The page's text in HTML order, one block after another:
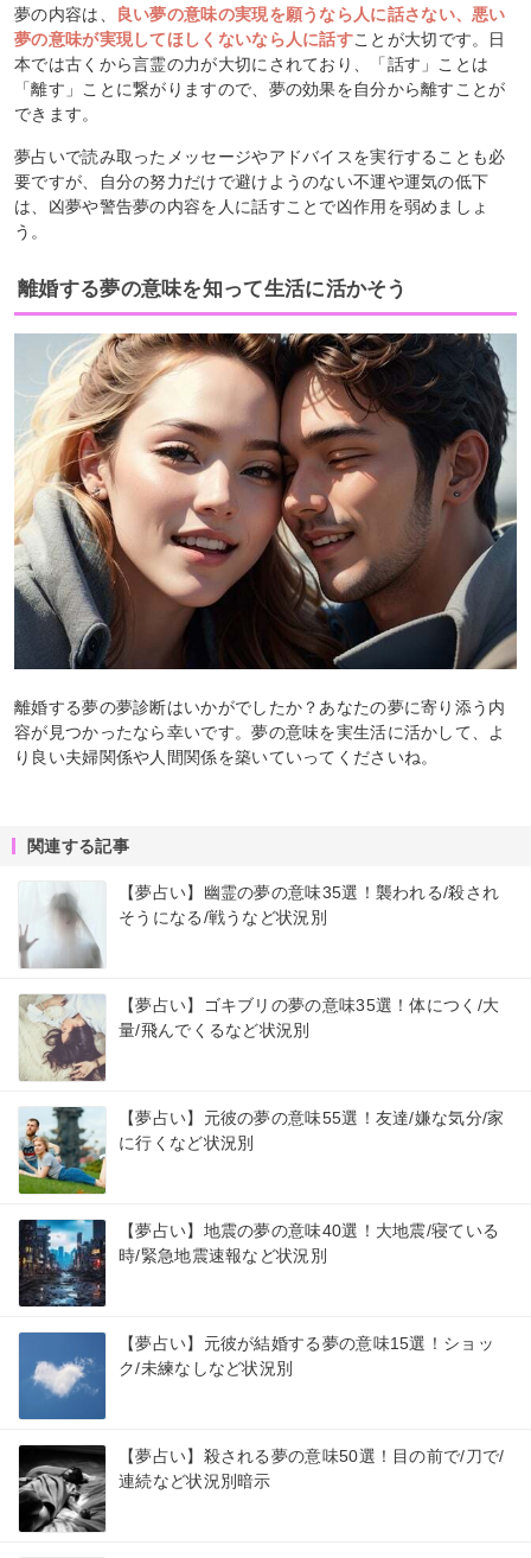
夢の内容は、
良い夢の意味の実現を願うなら人に話さない、悪い
夢の意味が実現してほしくないなら人に話すことが大切です。日
本では古くから言霊の力が大切にされており、「話す」ことは
「離す」ことに繋がりますので、夢の効果を自分から離すことが
できます。
夢占いで読み取ったメッセージやアドバイスを実行することも必
要ですが、自分の努力だけで避けようのない不運や運気の低下
は、凶夢や警告夢の内容を人に話すことで凶作用を弱めましょ
う。
離婚する夢の意味を知って生活に活かそう
離婚する夢の夢診断はいかがでしたか？あなたの夢に寄り添う内
容が見つかったなら幸いです。夢の意味を実生活に活かして、よ
り良い夫婦関係や人間関係を築いていってくださいね。
関連する記事
【夢占い】幽霊の夢の意味35選！襲われる/殺され
そうになる/戦うなど状況別
【夢占い】ゴキブリの夢の意味35選！体につく/大
量/飛んでくるなど状況別
【夢占い】元彼の夢の意味55選！友達/嫌な気分/家
に行くなど状況別
【夢占い】地震の夢の意味40選！大地震/寝ている
時/緊急地震速報など状況別
【夢占い】元彼が結婚する夢の意味15選！ショッ
ク/未練なしなど状況別
【夢占い】殺される夢の意味50選！目の前で/刀で/
連続など状況別暗示